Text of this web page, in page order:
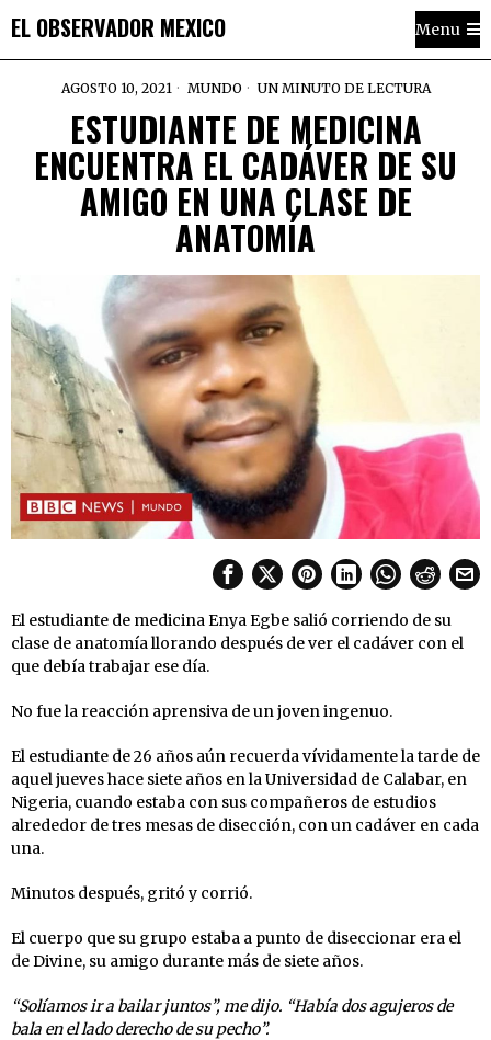
EL OBSERVADOR MEXICO Menu
AGOSTO 10, 2021 MUNDO UN MINUTO DE LECTURA
ESTUDIANTE DE MEDICINA
ENCUENTRA EL CADÁVER DE SU
AMIGO EN UNA CLASE DE
ANATOMÍA
El estudiante de medicina Enya Egbe salió corriendo de su
clase de anatomía llorando después de ver el cadáver con el
que debía trabajar ese día.
No fue la reacción aprensiva de un joven ingenuo.
El estudiante de 26 años aún recuerda vívidamente la tarde de
aquel jueves hace siete años en la Universidad de Calabar, en
Nigeria, cuando estaba con sus compañeros de estudios
alrededor de tres mesas de disección, con un cadáver en cada
una.
Minutos después, gritó y corrió.
El cuerpo que su grupo estaba a punto de diseccionar era el
de Divine, su amigo durante más de siete años.
“Solíamos ir a bailar juntos”, me dijo. “Había dos agujeros de
bala en el lado derecho de su pecho”.